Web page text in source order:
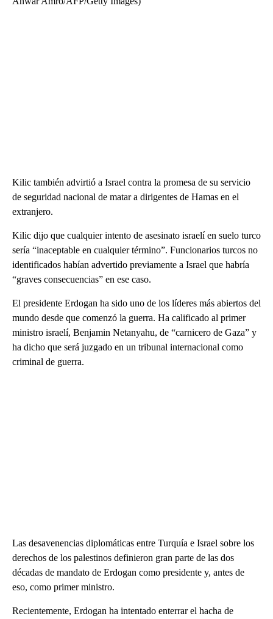
Kilic también advirtió a Israel contra la promesa de su servicio
de seguridad nacional de matar a dirigentes de Hamas en el
extranjero.
Kilic dijo que cualquier intento de asesinato israelí en suelo turco
sería “inaceptable en cualquier término”. Funcionarios turcos no
identificados habían advertido previamente a Israel que habría
“graves consecuencias” en ese caso.
El presidente Erdogan ha sido uno de los líderes más abiertos del
mundo desde que comenzó la guerra. Ha calificado al primer
ministro israelí, Benjamin Netanyahu, de “carnicero de Gaza” y
ha dicho que será juzgado en un tribunal internacional como
criminal de guerra.
Las desavenencias diplomáticas entre Turquía e Israel sobre los
derechos de los palestinos definieron gran parte de las dos
décadas de mandato de Erdogan como presidente y, antes de
eso, como primer ministro.
Recientemente, Erdogan ha intentado enterrar el hacha de